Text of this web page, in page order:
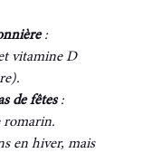
:
vitamine D
de fêtes :
romarin.
en hiver, mais